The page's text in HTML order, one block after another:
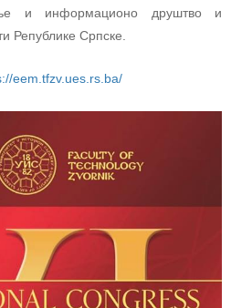
и информационо друштво и
Републике Српске.
eem.tfzv.ues.rs.ba/